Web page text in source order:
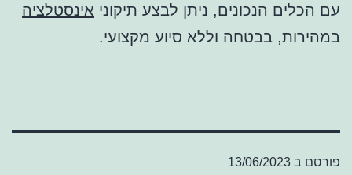
עם הכלים הנכונים, ניתן לבצע תיקוני אינסטלציה
במהירות, בבטחה וללא סיוע מקצועי.
פורסם ב 13/06/2023